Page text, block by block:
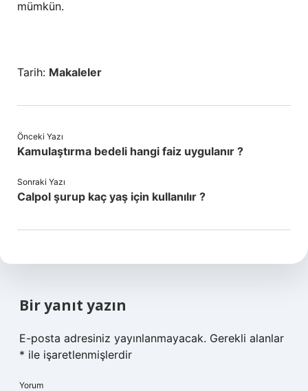
mümkün.
Tarih: Makaleler
Önceki Yazı
Kamulaştırma bedeli hangi faiz uygulanır ?
Sonraki Yazı
Calpol şurup kaç yaş için kullanılır ?
Bir yanıt yazın
E-posta adresiniz yayınlanmayacak. Gerekli alanlar
* ile işaretlenmişlerdir
Yorum